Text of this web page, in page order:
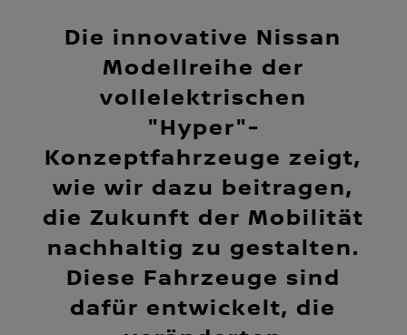
Die innovative Nissan
Modellreihe der
vollelektrischen
"Hyper"-
Konzeptfahrzeuge zeigt,
wie wir dazu beitragen,
die Zukunft der Mobilität
nachhaltig zu gestalten.
Diese Fahrzeuge sind
dafür entwickelt, die